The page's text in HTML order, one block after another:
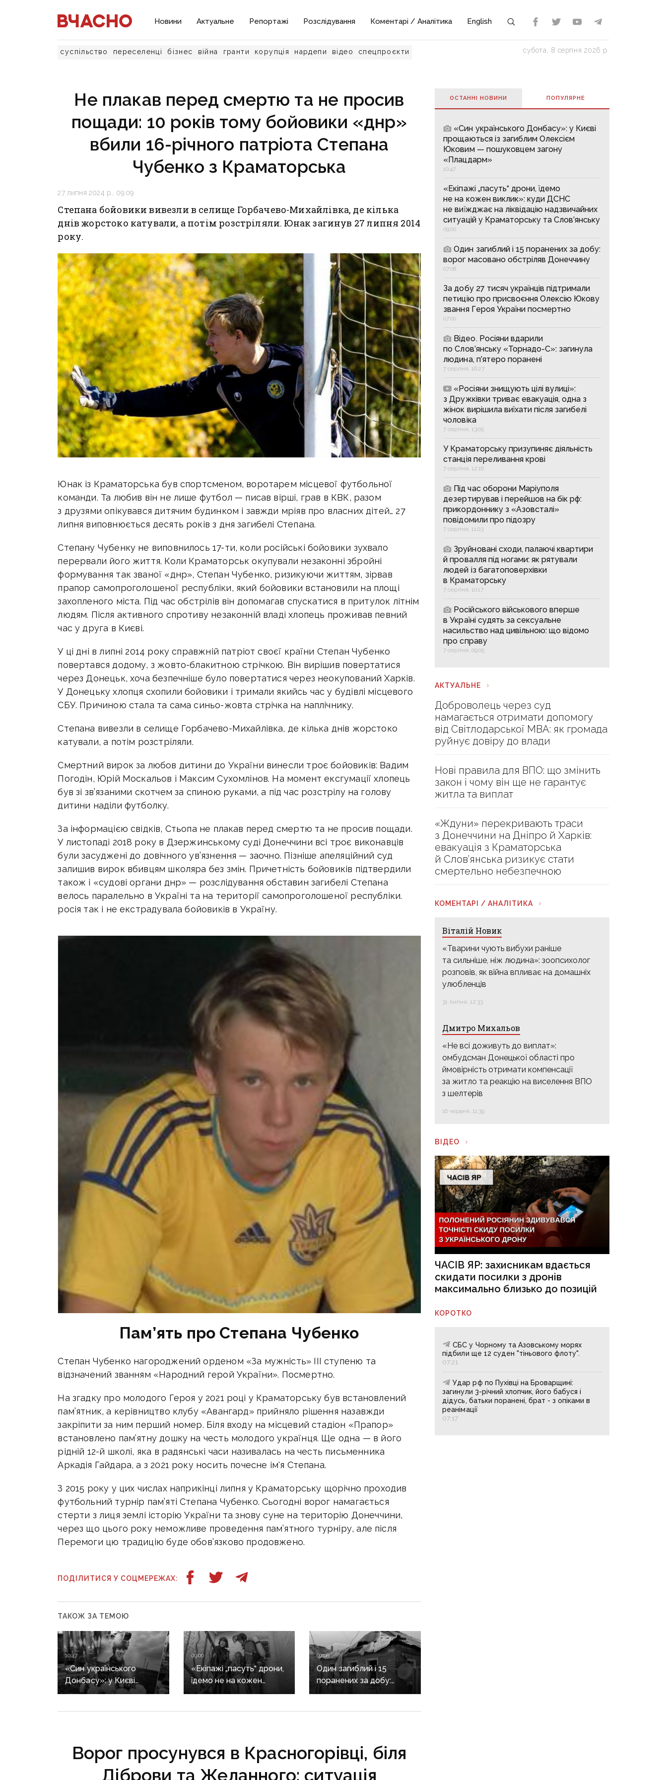
Новини Актуальне Репортажі Розслідування Коментарі / Аналітика English
суспільство переселенці бізнес війна гранти корупція нардепи відео спецпроєкти субота, 8 серпня 2026 р.
Не плакав перед смертю та не просив
пощади: 10 років тому бойовики «днр»
вбили 16-річного патріота Степана
Чубенко з Краматорська
27 липня 2024 р., 09:09
Степана бойовики вивезли в селище Горбачево-Михайлівка, де кілька
днів жорстоко катували, а потім розстріляли. Юнак загинув 27 липня 2014
року.
Юнак із Краматорська був спортсменом, воротарем місцевої футбольної
команди. Та любив він не лише футбол — писав вірші, грав в КВК, разом
з друзями опікувався дитячим будинком і завжди мріяв про власних дітей… 27
липня виповнюється десять років з дня загибелі Степана.
Степану Чубенку не виповнилось 17-ти, коли російські бойовики зухвало
перервали його життя. Коли Краматорськ окупували незаконні збройні
формування так званої «днр», Степан Чубенко, ризикуючи життям, зірвав
прапор самопроголошеної республіки, який бойовики встановили на площі
захопленого міста. Під час обстрілів він допомагав спускатися в притулок літнім
людям. Після активного спротиву незаконній владі хлопець проживав певний
час у друга в Києві.
У ці дні в липні 2014 року справжній патріот своєї країни Степан Чубенко
повертався додому, з жовто-блакитною стрічкою. Він вирішив повертатися
через Донецьк, хоча безпечніше було повертатися через неокупований Харків.
У Донецьку хлопця схопили бойовики і тримали якийсь час у будівлі місцевого
СБУ. Причиною стала та сама синьо-жовта стрічка на наплічнику.
Степана вивезли в селище Горбачево-Михайлівка, де кілька днів жорстоко
катували, а потім розстріляли.
Смертний вирок за любов дитини до України винесли троє бойовиків: Вадим
Погодін, Юрій Москальов і Максим Сухомлінов. На момент ексгумації хлопець
був зі зв’язаними скотчем за спиною руками, а під час розстрілу на голову
дитини наділи футболку.
За інформацією свідків, Стьопа не плакав перед смертю та не просив пощади.
У листопаді 2018 року в Дзержинському суді Донеччини всі троє виконавців
були засуджені до довічного ув’язнення — заочно. Пізніше апеляційний суд
залишив вирок вбивцям школяра без змін. Причетність бойовиків підтвердили
також і «судові органи днр» — розслідування обставин загибелі Степана
велось паралельно в Україні та на території самопроголошеної республіки.
росія так і не екстрадувала бойовиків в Україну.
Пам’ять про Степана Чубенко
Степан Чубенко нагороджений орденом «За мужність» III ступеню та
відзначений званням «Народний герой України». Посмертно.
На згадку про молодого Героя у 2021 році у Краматорську був встановлений
пам’ятник, а керівництво клубу «Авангард» прийняло рішення назавжди
закріпити за ним перший номер. Біля входу на місцевий стадіон «Прапор»
встановлено пам’ятну дошку на честь молодого українця. Ще одна — в його
рідній 12-й школі, яка в радянські часи називалась на честь письменника
Аркадія Гайдара, а з 2021 року носить почесне ім'я Степана.
З 2015 року у цих числах наприкінці липня у Краматорську щорічно проходив
футбольний турнір пам’яті Степана Чубенко. Сьогодні ворог намагається
стерти з лиця землі історію України та знову суне на територію Донеччини,
через що цього року неможливе проведення пам’ятного турніру, але після
Перемоги цю традицію буде обов’язково продовжено.
ПОДІЛИТИСЯ У СОЦМЕРЕЖАХ:
ТАКОЖ ЗА ТЕМОЮ
10:47
«Син українського
Донбасу»: у Києві
прощаються із загиблим
09:00
«Екіпажі „пасуть“ дрони,
їдемо не на кожен
виклик»: куди ДСНС
та Слов’янську
07:08
Один загиблий і 15
поранених за добу:
ворог масовано
Ворог просунувся в Красногорівці, біля
Діброви та Желанного: ситуація
ОСТАННІ НОВИНИ ПОПУЛЯРНE
«Син українського Донбасу»: у Києві
прощаються із загиблим Олексієм
Юковим — пошуковцем загону
«Плацдарм»
10:47
«Екіпажі „пасуть“ дрони, їдемо
не на кожен виклик»: куди ДСНС
не виїжджає на ліквідацію надзвичайних
ситуацій у Краматорську та Слов’янську
09:00
Один загиблий і 15 поранених за добу:
ворог масовано обстріляв Донеччину
07:08
За добу 27 тисяч українців підтримали
петицію про присвоєння Олексію Юкову
звання Героя України посмертно
07:00
Відео. Росіяни вдарили
по Слов’янську «Торнадо-С»: загинула
людина, п’ятеро поранені
7 серпня, 16:27
«Росіяни знищують цілі вулиці»:
з Дружківки триває евакуація, одна з
жінок вирішила виїхати після загибелі
чоловіка
7 серпня, 13:05
У Краматорську призупиняє діяльність
станція переливання крові
7 серпня, 12:16
Під час оборони Маріуполя
дезертирував і перейшов на бік рф:
прикордоннику з «Азовсталі»
повідомили про підозру
7 серпня, 11:03
Зруйновані сходи, палаючі квартири
й провалля під ногами: як рятували
людей із багатоповерхівки
в Краматорську
7 серпня, 10:17
Російського військового вперше
в Україні судять за сексуальне
насильство над цивільною: що відомо
про справу
7 серпня, 09:05
АКТУАЛЬНЕ
Доброволець через суд
намагається отримати допомогу
від Світлодарської МВА: як громада
руйнує довіру до влади
Нові правила для ВПО: що змінить
закон і чому він ще не гарантує
житла та виплат
«Ждуни» перекривають траси
з Донеччини на Дніпро й Харків:
евакуація з Краматорська
й Слов’янська ризикує стати
смертельно небезпечною
КОМЕНТАРІ / АНАЛІТИКА
Віталій Новик
«Тварини чують вибухи раніше
та сильніше, ніж людина»: зоопсихолог
розповів, як війна впливає на домашніх
улюбленців
31 липня, 12:33
Дмитро Михальов
«Не всі доживуть до виплат»:
омбудсман Донецької області про
ймовірність отримати компенсації
за житло та реакцію на виселення ВПО
з шелтерів
16 червня, 11:39
ВІДЕО
ЧАСІВ ЯР: захисникам вдається
скидати посилки з дронів
максимально близько до позицій
КОРОТКО
СБС у Чорному та Азовському морях
підбили ще 12 суден "тіньового флоту".
07:21
Удар рф по Пухівці на Броварщині:
загинули 3-річний хлопчик, його бабуся і
дідусь, батьки поранені, брат - з опіками в
реанімації
07:17